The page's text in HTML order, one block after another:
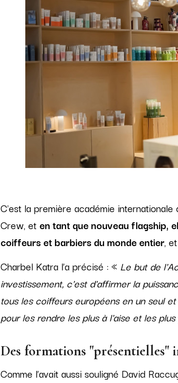
C'est la première académie
Crew, et en tant que nouveau flagship,
coiffeurs et barbiers du monde entier,
Charbel Katra l’a précisé : « Le but de
investissement, c'est d'affirmer la
tous les coiffeurs européens en un seul
pour les rendre les plus à l'aise et les
Des formations "présentielles"
Comme l’avait aussi souligné David